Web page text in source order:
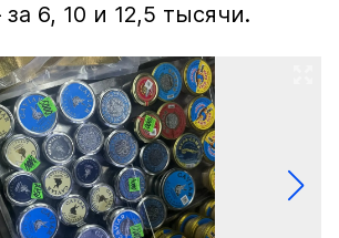
6, 10 и 12,5 тысячи.